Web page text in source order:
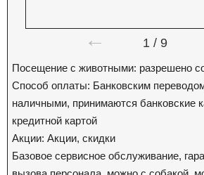
← 1 / 9
Посещение с животными: разрешено
Способ оплаты: Банковским
наличными, принимаются банковские
кредитной картой
Акции: Акции, скидки
Базовое сервисное обслуживание,